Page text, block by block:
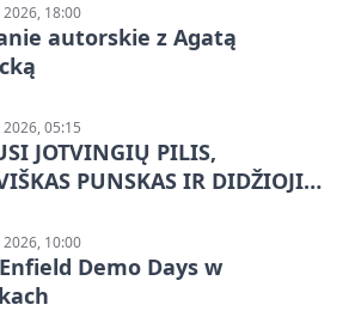
18:00
autorskie z Agatą
05:15
JOTVINGIŲ PILIS,
PUNSKAS IR DIDŽIOJI
– jednodienė kelionė
10:00
Demo Days w